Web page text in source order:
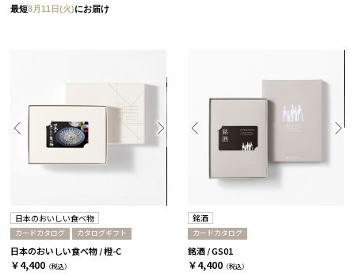
最短8月11日(火)にお届け
日本のおいしい食べ物
カードカタログ カタログギフト
日本のおいしい食べ物 / 橙-C
￥4,400 （税込）
銘酒
カードカタログ
銘酒 / GS01
￥4,400 （税込）